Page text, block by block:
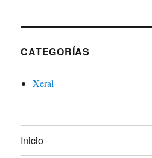
CATEGORÍAS
Xeral
Inicio